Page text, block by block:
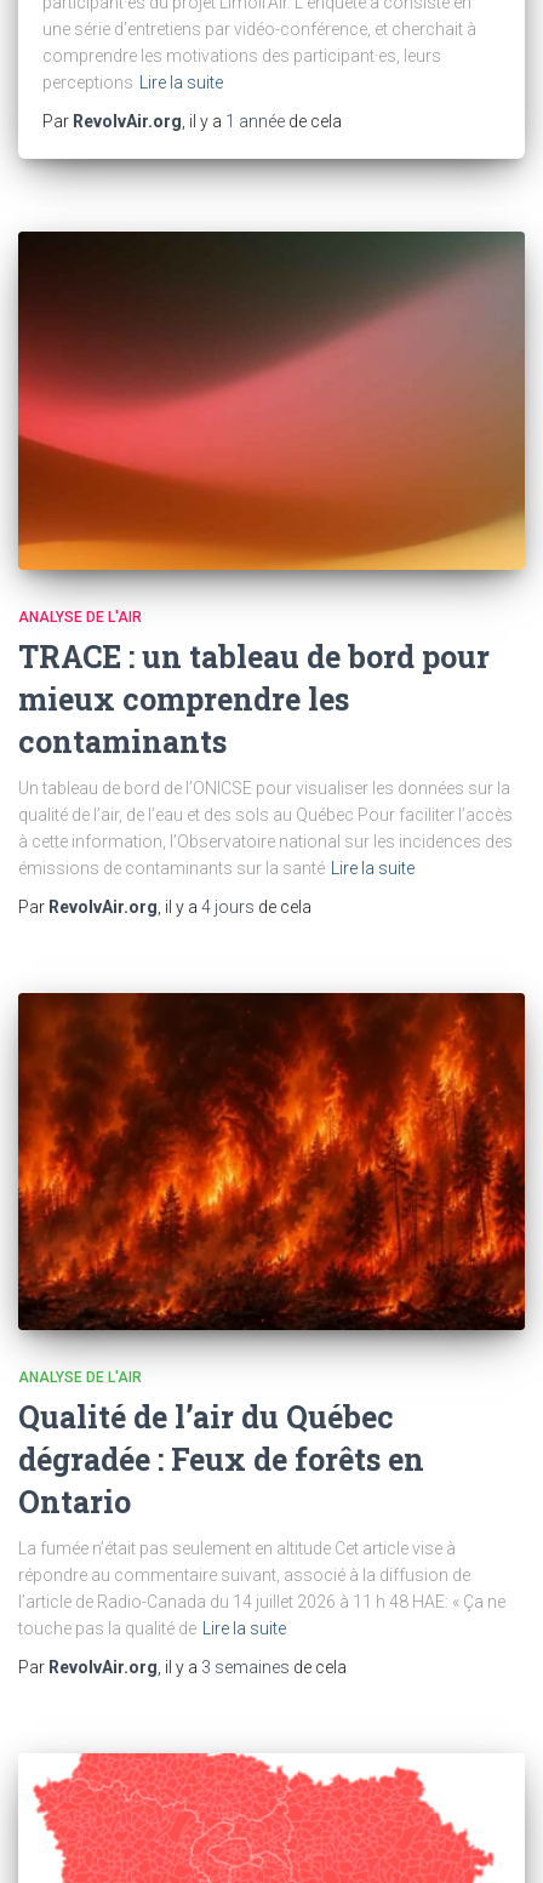
une série d’entretiens par vidéo-conférence, et cherchait à
comprendre les motivations des participant·es, leurs
perceptions
Lire la suite
Par RevolvAir.org , il y a 1 année de cela
ANALYSE DE L'AIR
TRACE : un tableau de bord pour
mieux comprendre les
contaminants
Un tableau de bord de l’ONICSE pour visualiser les données sur la
qualité de l’air, de l’eau et des sols au Québec Pour faciliter l’accès
à cette information, l’Observatoire national sur les incidences des
émissions de contaminants sur la santé
Lire la suite
Par RevolvAir.org , il y a 4 jours de cela
ANALYSE DE L'AIR
Qualité de l’air du Québec
dégradée : Feux de forêts en
Ontario
La fumée n’était pas seulement en altitude Cet article vise à
répondre au commentaire suivant, associé à la diffusion de
l’article de Radio-Canada du 14 juillet 2026 à 11 h 48 HAE: « Ça ne
touche pas la qualité de Lire la suite
Par RevolvAir.org, il y a 3 semaines de cela